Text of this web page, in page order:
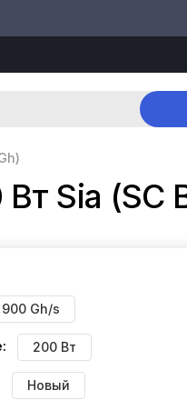
Sia (SC
900 Gh/s
200 Вт
Новый